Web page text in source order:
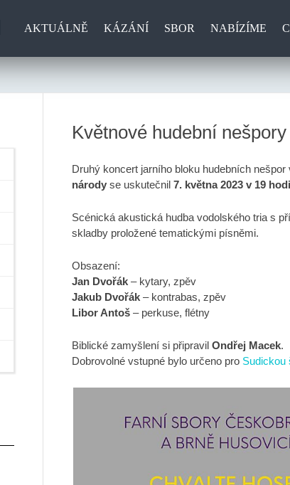
AKTUÁLNĚ KÁZÁNÍ SBOR NABÍZÍME
Květnové hudební
Druhý koncert jarního bloku hudebních
národy se uskutečnil 7. května 2023 v 19
Scénická akustická hudba vodolského tria s
skladby proložené tematickými písněmi.
Obsazení:
Jan Dvořák – kytary, zpěv
Jakub Dvořák – kontrabas, zpěv
Libor Antoš – perkuse, flétny
Biblické zamyšlení si připravil Ondřej Macek.
Dobrovolné vstupné bylo určeno pro Sudickou